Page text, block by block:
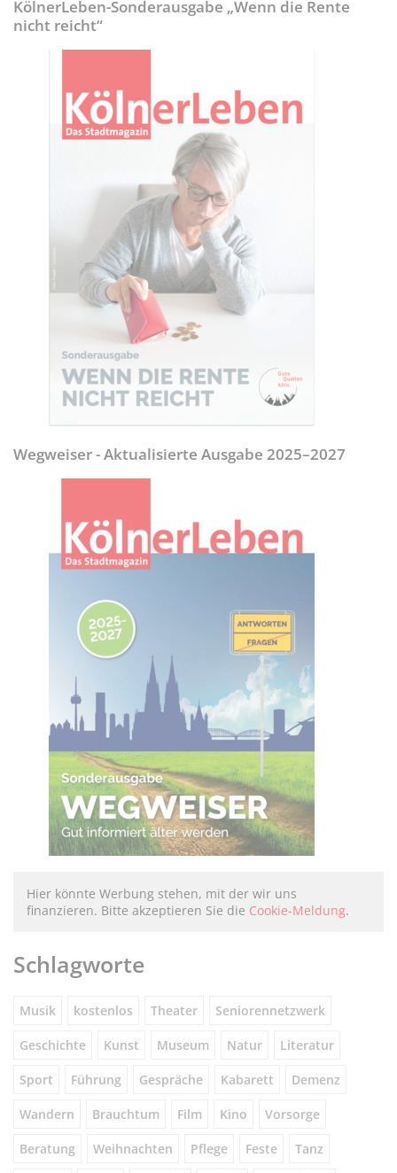
KölnerLeben-Sonderausgabe „Wenn die Rente
nicht reicht“
Wegweiser - Aktualisierte Ausgabe 2025–2027
Hier könnte Werbung stehen, mit der wir uns
finanzieren. Bitte akzeptieren Sie die Cookie-Meldung.
Schlagworte
Musik kostenlos Theater Seniorennetzwerk
Geschichte Kunst Museum Natur Literatur
Sport Führung Gespräche Kabarett Demenz
Wandern Brauchtum Film Kino Vorsorge
Beratung Weihnachten Pflege Feste Tanz